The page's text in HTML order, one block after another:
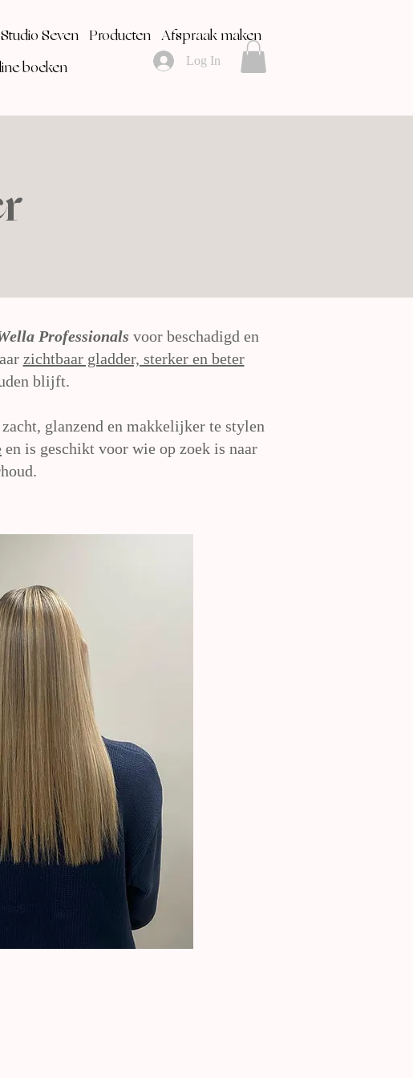
Seven Producten Afspraak maken
boeken
Log In
Professionals voor beschadigd en
zichtbaar gladder, sterker en beter
blijft.
glanzend en makkelijker te stylen
en is geschikt voor wie op zoek is naar